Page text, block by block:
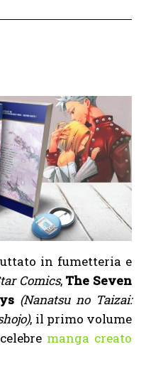
in fumetteria e
Comics, The Seven
(Nanatsu no Taizai:
, il primo volume
manga creato